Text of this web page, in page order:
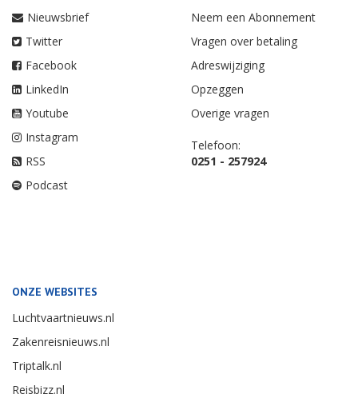
Nieuwsbrief
Twitter
Facebook
LinkedIn
Youtube
Instagram
RSS
Podcast
Neem een Abonnement
Vragen over betaling
Adreswijziging
Opzeggen
Overige vragen
Telefoon:
0251 - 257924
ONZE WEBSITES
Luchtvaartnieuws.nl
Zakenreisnieuws.nl
Triptalk.nl
Reisbizz.nl